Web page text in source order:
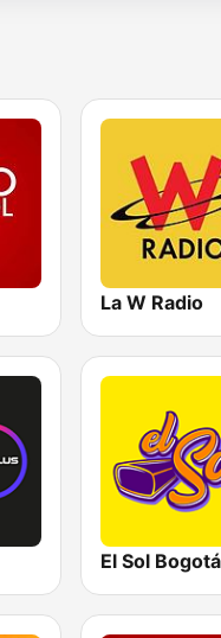
La W Radio
El Sol Bogotá